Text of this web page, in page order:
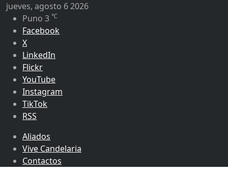
jueves, agosto 6 2026
Puno 3 ℃
Facebook
X
LinkedIn
Flickr
YouTube
Instagram
TikTok
RSS
Aliados
Vive Candelaria
Contactos